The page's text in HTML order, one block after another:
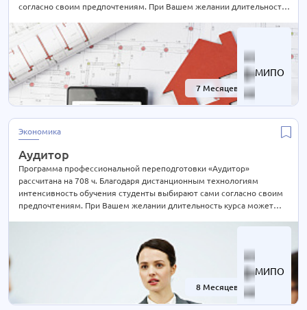
МИПО
7 Месяцев
согласно своим предпочтениям. При Вашем желании длительность
уточняйте по телефону на сайте или отправьте нам заявку для
консультации.
МИПО
8 Месяцев
Экономика
Аудитор
Программа профессиональной переподготовки «Аудитор»
рассчитана на 708 ч. Благодаря дистанционным технологиям
интенсивность обучения студенты выбирают сами согласно своим
предпочтениям. При Вашем желании длительность курса может
телефону на сайте или отправьте нам заявку для консультации.